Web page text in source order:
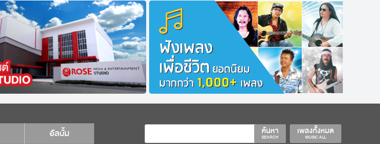
อัลบั้ม เพลงทั้งหมด
MUSIC ALL
ค้นหา
SEARCH